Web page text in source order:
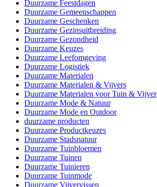
Duurzame Feestdagen
Duurzame Gemeenschappen
Duurzame Geschenken
Duurzame Gezinsuitbreiding
Duurzame Gezondheid
Duurzame Keuzes
Duurzame Leefomgeving
Duurzame Logistiek
Duurzame Materialen
Duurzame Materialen & Vijvers
Duurzame Materialen voor Tuin & Vijver
Duurzame Mode & Natuur
Duurzame Mode en Outdoor
duurzame producten
Duurzame Productkeuzes
Duurzame Stadsnatuur
Duurzame Tuinbloemen
Duurzame Tuinen
Duurzame Tuinieren
Duurzame Tuinmode
Duurzame Vijvervissen